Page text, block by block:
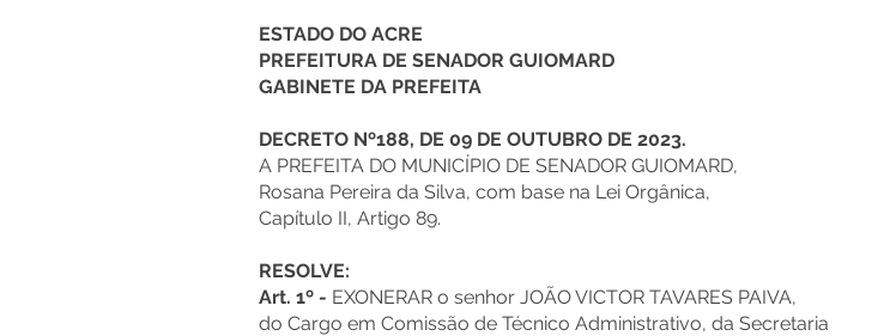
ESTADO DO ACRE
PREFEITURA DE SENADOR GUIOMARD
GABINETE DA PREFEITA
DECRETO Nº188, DE 09 DE OUTUBRO DE 2023.
A PREFEITA DO MUNICÍPIO DE SENADOR GUIOMARD,
Rosana Pereira da Silva, com base na Lei Orgânica,
Capítulo II, Artigo 89.
RESOLVE:
Art. 1º - EXONERAR o senhor JOÃO VICTOR TAVARES PAIVA,
do Cargo em Comissão de Técnico Administrativo, da Secretaria